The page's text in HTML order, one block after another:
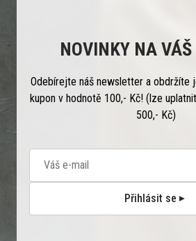
NOVINKY NA
Odebírejte náš newsletter a obdržíte
kupon v hodnotě 100,- Kč! (lze
500,- Kč)
Přihlásit se